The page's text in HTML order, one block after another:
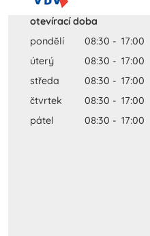
otevírací doba
pondĕlí
08:30 - 17:00
úterý
08:30 - 17:00
středa
08:30 - 17:00
čtvrtek
08:30 - 17:00
pátel
08:30 - 17:00